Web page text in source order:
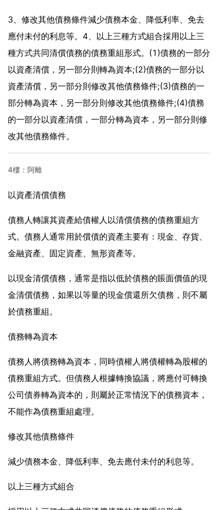
3、修改其他債務條件減少債務本金、降低利率、免去
應付未付的利息等。4、以上三種方式組合採用以上三
種方式共同清償債務的債務重組形式。(1)債務的一部分
以資產清償，另一部分則轉為資本;(2)債務的一部分以
資產清償，另一部分則修改其他債務條件;(3)債務的一
部分轉為資本，另一部分則修改其他債務條件;(4)債務
的一部分以資產清償，一部分轉為資本，另一部分則修
改其他債務條件。
4樓：阿離
以資產清償債務
債務人轉讓其資產給債權人以清償債務的債務重組方
式。債務人通常用於償債的資產主要有：現金、存貨、
金融資產、固定資產、無形資產等。
以現金清償債務，通常是指以低於債務的賬面價值的現
金清償債務，如果以等量的現金償還所欠債務，則不屬
於債務重組。
債務轉為資本
債務人將債務轉為資本，同時債權人將債權轉為股權的
債務重組方式。但債務人根據轉換協議，將應付可轉換
公司債券轉為資本的，則屬於正常情況下的債務資本，
不能作為債務重組處理。
修改其他債務條件
減少債務本金、降低利率、免去應付未付的利息等。
以上三種方式組合